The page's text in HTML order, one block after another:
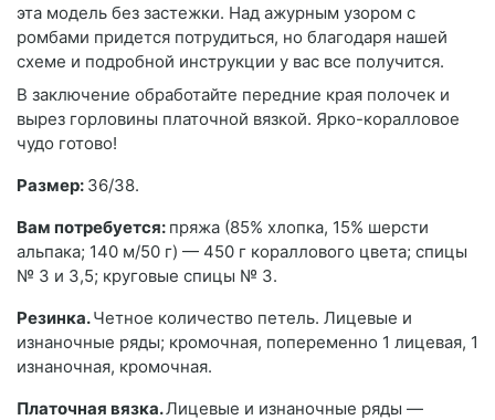
эта модель без застежки. Над ажурным узором с
ромбами придется потрудиться, но благодаря нашей
схеме и подробной инструкции у вас все получится.
В заключение обработайте передние края полочек и
вырез горловины платочной вязкой. Ярко-коралловое
чудо готово!
Размер: 36/38.
Вам потребуется: пряжа (85% хлопка, 15% шерсти
альпака; 140 м/50 г) — 450 г кораллового цвета; спицы
№ 3 и 3,5; круговые спицы № 3.
Резинка.Четное количество петель. Лицевые и
изнаночные ряды; кромочная, попеременно 1 лицевая, 1
изнаночная, кромочная.
Платочная вязка.Лицевые и изнаночные ряды —